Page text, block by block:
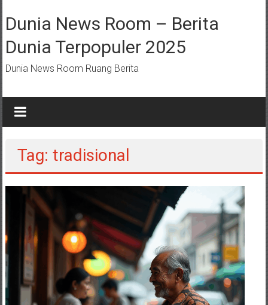
ke
konten
Dunia News Room – Berita
Dunia Terpopuler 2025
Dunia News Room Ruang Berita
Tag: tradisional